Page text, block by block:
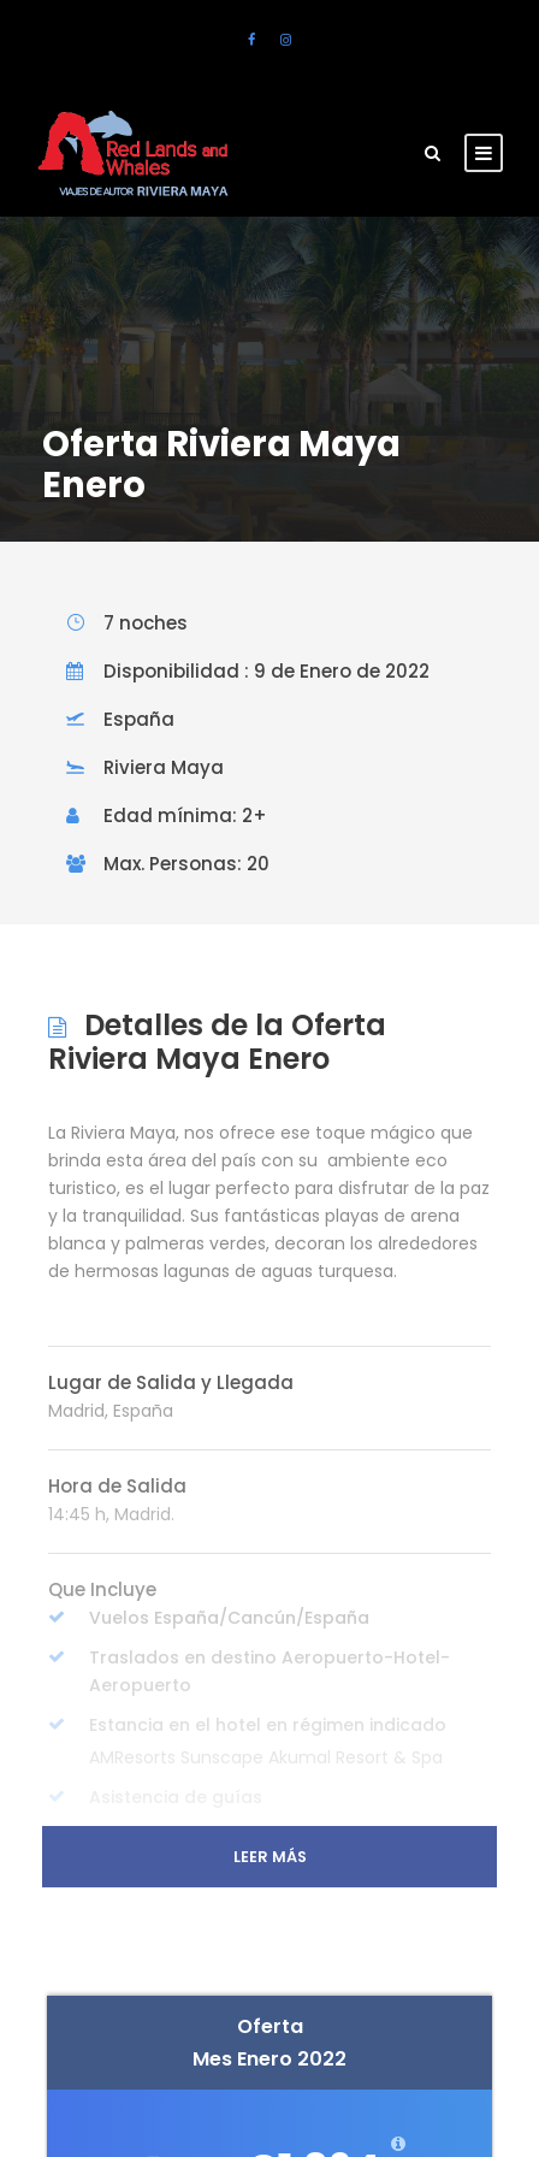
Oferta Riviera Maya
Enero
Oferta
Mes Enero 2022
7 noches
Disponibilidad : 9 de Enero de 2022
España
Riviera Maya
Edad mínima: 2+
Max. Personas: 20
Detalles de la Oferta
Riviera Maya Enero
La Riviera Maya, nos ofrece ese toque mágico que
brinda esta área del país con su ambiente eco
turistico, es el lugar perfecto para disfrutar de la paz
y la tranquilidad. Sus fantásticas playas de arena
blanca y palmeras verdes, decoran los alrededores
de hermosas lagunas de aguas turquesa.
Lugar de Salida y Llegada
Madrid, España
Hora de Salida
14:45 h, Madrid.
Que Incluye
Vuelos España/Cancún/España
Traslados en destino Aeropuerto-Hotel-
Aeropuerto
Estancia en el hotel en régimen indicado
AMResorts Sunscape Akumal Resort & Spa
Traslados no mencionados
LEER MÁS